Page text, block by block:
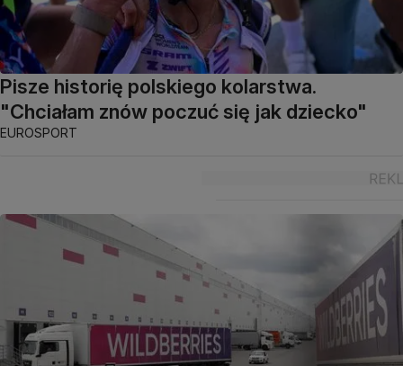
Pisze historię polskiego kolarstwa.
"Chciałam znów poczuć się jak dziecko"
EUROSPORT